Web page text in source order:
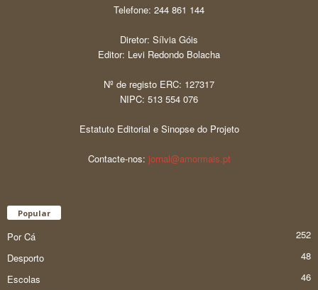
Telefone: 244 861 144
Diretor: Sílvia Góis
Editor: Levi Redondo Bolacha
Nº de registo ERC: 127317
NIPC: 513 554 076
Estatuto Editorial e Sinopse do Projeto
Contacte-nos: jornal@amormais.pt
Popular
Por Cá
252
Desporto
48
Escolas
46